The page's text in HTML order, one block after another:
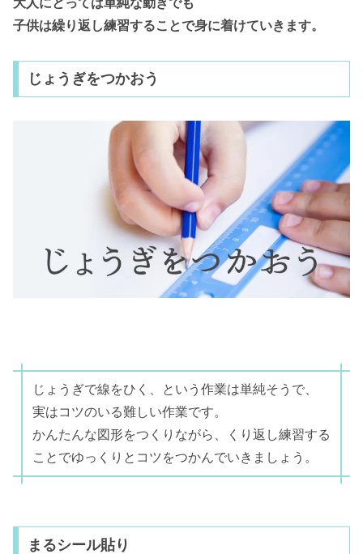
子供は繰り返し練習することで身に着けていきます。
じょうぎをつかおう
じょうぎで線をひく、という作業は単純そうで、
実はコツのいる難しい作業です。
かんたんな図形をつくりながら、くり返し練習する
ことでゆっくりとコツをつかんでいきましょう。
まるシール貼り